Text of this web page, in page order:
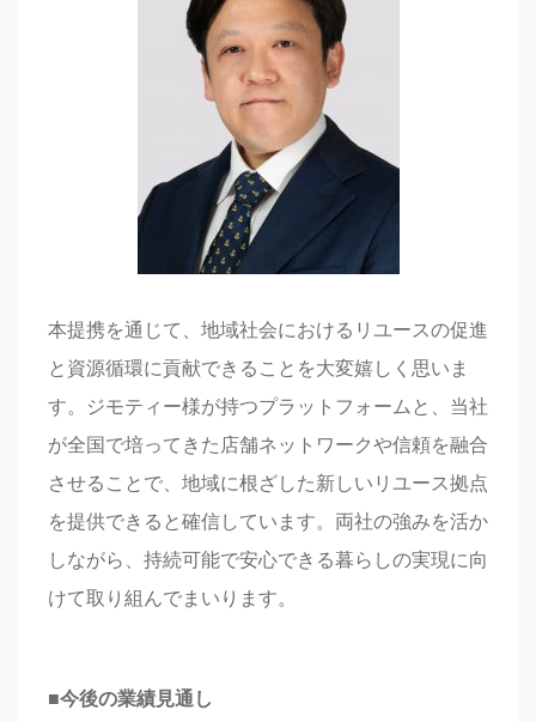
本提携を通じて、地域社会におけるリユースの促進
と資源循環に貢献できることを大変嬉しく思いま
す。ジモティー様が持つプラットフォームと、当社
が全国で培ってきた店舗ネットワークや信頼を融合
させることで、地域に根ざした新しいリユース拠点
を提供できると確信しています。両社の強みを活か
しながら、持続可能で安心できる暮らしの実現に向
けて取り組んでまいります。
■今後の業績見通し